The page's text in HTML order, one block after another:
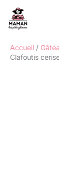
contenu
Accueil
Clafoutis
Rechercher